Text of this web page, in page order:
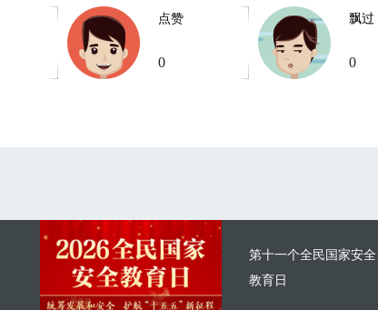
点赞
0
飘过
0
第十一个全民国家安全
教育日